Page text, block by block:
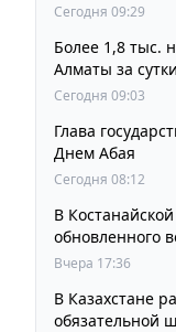
Сегодня 09:29
Более 1,8 тыс.
Алматы за сутки
Сегодня 09:03
Глава
Днем Абая
Сегодня 08:12
В
обновленного
Вчера 17:36
В Казахстане
обязательной